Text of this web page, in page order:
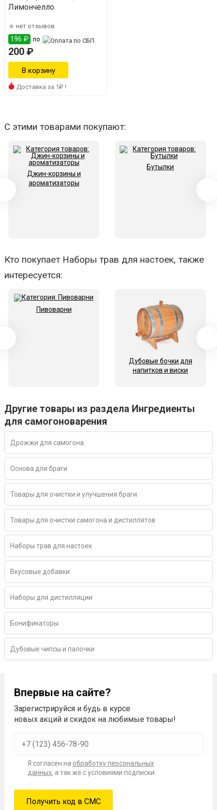
Лимончелло
нет отзывов
196 ₽ по
200 ₽
Доставка за 1₽ !
С этими товарами покупают:
Джин-корзины и
ароматизаторы
Бутылки
Кто покупает Наборы трав для настоек, также
интересуется:
Пивоварни
Дубовые бочки для
напитков и виски
Другие товары из раздела Ингредиенты
для самогоноварения
Дрожжи для самогона
Основа для браги
Товары для очистки и улучшения браги
Товары для очистки самогона и дистиллятов
Наборы трав для настоек
Вкусовые добавки
Наборы для дистилляции
Бонификаторы
Дубовые чипсы и палочки
Впервые на сайте?
Зарегистрируйся и будь в курсе
новых акций и скидок на любимые товары!
Я согласен на обработку персональных
данных, а так же с условиями подписки.